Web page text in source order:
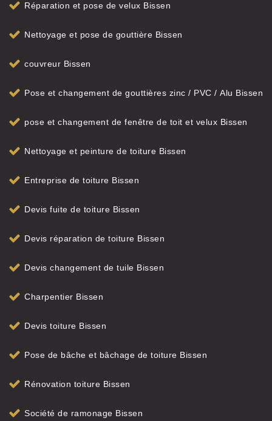
Réparation et pose de velux Bissen
Nettoyage et pose de gouttière Bissen
couvreur Bissen
Pose et changement de gouttières zinc / PVC / Alu Bissen
pose et changement de fenêtre de toit et velux Bissen
Nettoyage et peinture de toiture Bissen
Entreprise de toiture Bissen
Devis fuite de toiture Bissen
Devis réparation de toiture Bissen
Devis changement de tuile Bissen
Charpentier Bissen
Devis toiture Bissen
Pose de bâche et bâchage de toiture Bissen
Rénovation toiture Bissen
Société de ramonage Bissen